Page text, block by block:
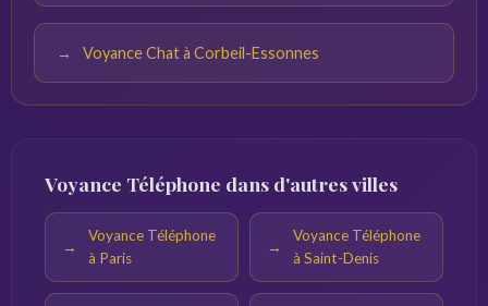
Voyance Chat à Corbeil-Essonnes
Voyance Téléphone dans d'autres villes
Voyance Téléphone
à Paris
Voyance Téléphone
à Saint-Denis